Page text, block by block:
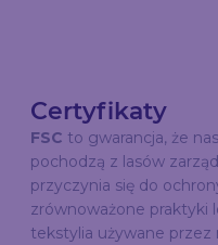
Certyfikaty
FSC to gwarancja, że
pochodzą z lasów
przyczynia się do
zrównoważone praktyki
tekstylia używane przez